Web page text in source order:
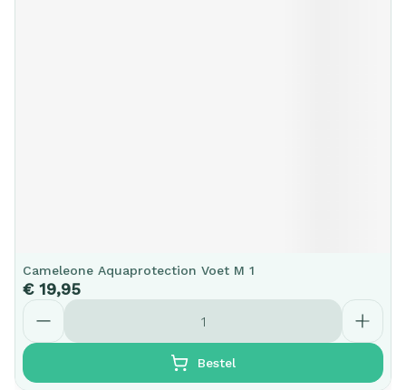
Cameleone Aquaprotection Voet M 1
€ 19,95
Aantal
Bestel